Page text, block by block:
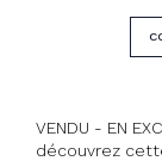
VENDU - EN
découvrez